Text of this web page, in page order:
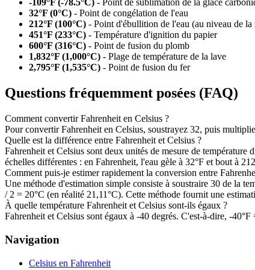
-109°F (-78.5°C) - Point de sublimation de la glace
32°F (0°C) - Point de congélation de l'eau
212°F (100°C) - Point d'ébullition de l'eau (au niveau de la
451°F (233°C) - Température d'ignition du papier
600°F (316°C) - Point de fusion du plomb
1,832°F (1,000°C) - Plage de température de la lave
2,795°F (1,535°C) - Point de fusion du fer
Questions fréquemment posées (FAQ)
Comment convertir Fahrenheit en Celsius ?
Pour convertir Fahrenheit en Celsius, soustrayez 32, puis
Quelle est la différence entre Fahrenheit et Celsius ?
Fahrenheit et Celsius sont deux unités de mesure de
échelles différentes : en Fahrenheit, l'eau gèle à 32°F et bout à
Comment puis-je estimer rapidement la conversion entre
Une méthode d'estimation simple consiste à soustraire 30 de la
/ 2 = 20°C (en réalité 21,11°C). Cette méthode fournit une
À quelle température Fahrenheit et Celsius sont-ils égaux ?
Fahrenheit et Celsius sont égaux à -40 degrés. C'est-à-dire, -
Navigation
Celsius en Fahrenheit